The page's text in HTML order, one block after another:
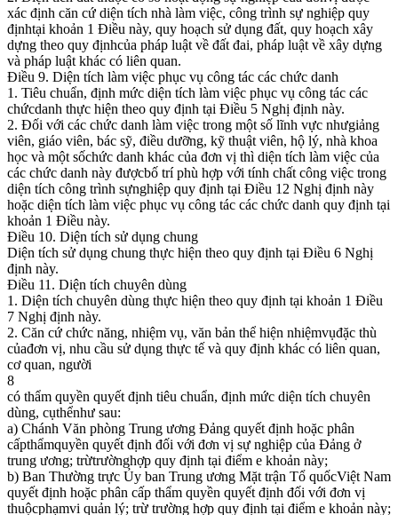
xác định căn cứ diện tích nhà làm việc, công trình sự nghiệp quy
địnhtại khoản 1 Điều này, quy hoạch sử dụng đất, quy hoạch xây
dựng theo quy địnhcủa pháp luật về đất đai, pháp luật về xây dựng
và pháp luật khác có liên quan.
Điều 9. Diện tích làm việc phục vụ công tác các chức danh
1. Tiêu chuẩn, định mức diện tích làm việc phục vụ công tác các
chứcdanh thực hiện theo quy định tại Điều 5 Nghị định này.
2. Đối với các chức danh làm việc trong một số lĩnh vực nhưgiảng
viên, giáo viên, bác sỹ, điều dưỡng, kỹ thuật viên, hộ lý, nhà khoa
học và một sốchức danh khác của đơn vị thì diện tích làm việc của
các chức danh này đượcbố trí phù hợp với tính chất công việc trong
diện tích công trình sựnghiệp quy định tại Điều 12 Nghị định này
hoặc diện tích làm việc phục vụ công tác các chức danh quy định tại
khoản 1 Điều này.
Điều 10. Diện tích sử dụng chung
Diện tích sử dụng chung thực hiện theo quy định tại Điều 6 Nghị
định này.
Điều 11. Diện tích chuyên dùng
1. Diện tích chuyên dùng thực hiện theo quy định tại khoản 1 Điều
7 Nghị định này.
2. Căn cứ chức năng, nhiệm vụ, văn bản thể hiện nhiệmvụđặc thù
củađơn vị, nhu cầu sử dụng thực tế và quy định khác có liên quan,
cơ quan, người
8
có thẩm quyền quyết định tiêu chuẩn, định mức diện tích chuyên
dùng, cụthểnhư sau:
a) Chánh Văn phòng Trung ương Đảng quyết định hoặc phân
cấpthẩmquyền quyết định đối với đơn vị sự nghiệp của Đảng ở
trung ương; trừtrườnghợp quy định tại điểm e khoản này;
b) Ban Thường trực Ủy ban Trung ương Mặt trận Tổ quốcViệt Nam
quyết định hoặc phân cấp thẩm quyền quyết định đối với đơn vị
thuộcphạmvi quản lý; trừ trường hợp quy định tại điểm e khoản này;